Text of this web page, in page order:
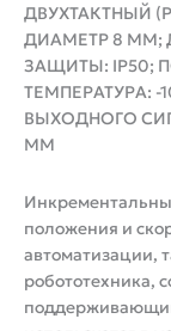
ДВУХТАКТНЫЙ
ДИАМЕТР 8 ММ;
ЗАЩИТЫ: IP50;
ТЕМПЕРАТУРА: -
ВЫХОДНОГО
ММ
положения и
автоматизации,
робототехника,